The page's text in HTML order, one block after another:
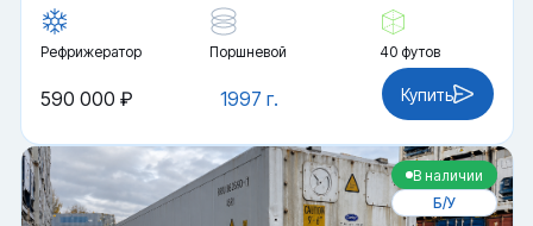
Рефрижератор Поршневой 40 футов
1997 г.
590 000 ₽ Купить
В наличии
Б/У